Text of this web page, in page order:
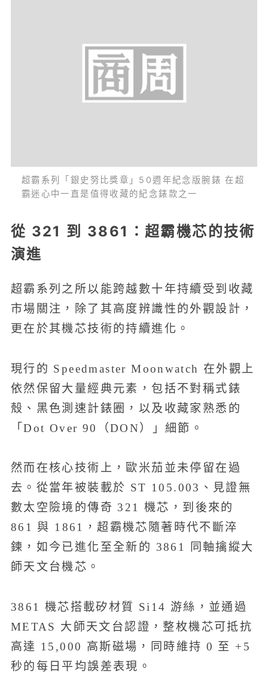
超霸系列「銀史努比獎章」50週年紀念版腕錶 在超
霸迷心中一直是值得收藏的紀念錶款之一
從 321 到 3861：超霸機芯的技術
演進
超霸系列之所以能跨越數十年持續受到收藏
市場關注，除了其高度辨識性的外觀設計，
更在於其機芯技術的持續進化。
現行的 Speedmaster Moonwatch 在外觀上
依然保留大量經典元素，包括不對稱式錶
殼、黑色測速計錶圈，以及收藏家熟悉的
「Dot Over 90（DON）」細節。
然而在核心技術上，歐米茄並未停留在過
去。從當年被裝載於 ST 105.003、見證無
數太空險境的傳奇 321 機芯，到後來的
861 與 1861，超霸機芯隨著時代不斷淬
鍊，如今已進化至全新的 3861 同軸擒縱大
師天文台機芯。
3861 機芯搭載矽材質 Si14 游絲，並通過
METAS 大師天文台認證，整枚機芯可抵抗
高達 15,000 高斯磁場，同時維持 0 至 +5
秒的每日平均誤差表現。